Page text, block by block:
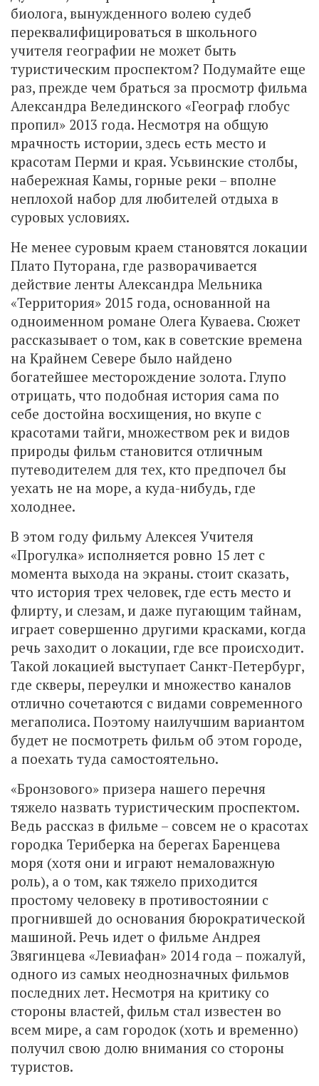
биолога, вынужденного волею судеб
переквалифицироваться в школьного
учителя географии не может быть
туристическим проспектом? Подумайте еще
раз, прежде чем браться за просмотр фильма
Александра Велединского «Географ глобус
пропил» 2013 года. Несмотря на общую
мрачность истории, здесь есть место и
красотам Перми и края. Усьвинские столбы,
набережная Камы, горные реки – вполне
неплохой набор для любителей отдыха в
суровых условиях.
Не менее суровым краем становятся локации
Плато Путорана, где разворачивается
действие ленты Александра Мельника
«Территория» 2015 года, основанной на
одноименном романе Олега Куваева. Сюжет
рассказывает о том, как в советские времена
на Крайнем Севере было найдено
богатейшее месторождение золота. Глупо
отрицать, что подобная история сама по
себе достойна восхищения, но вкупе с
красотами тайги, множеством рек и видов
природы фильм становится отличным
путеводителем для тех, кто предпочел бы
уехать не на море, а куда-нибудь, где
холоднее.
В этом году фильму Алексея Учителя
«Прогулка» исполняется ровно 15 лет с
момента выхода на экраны. стоит сказать,
что история трех человек, где есть место и
флирту, и слезам, и даже пугающим тайнам,
играет совершенно другими красками, когда
речь заходит о локации, где все происходит.
Такой локацией выступает Санкт-Петербург,
где скверы, переулки и множество каналов
отлично сочетаются с видами современного
мегаполиса. Поэтому наилучшим вариантом
будет не посмотреть фильм об этом городе,
а поехать туда самостоятельно.
«Бронзового» призера нашего перечня
тяжело назвать туристическим проспектом.
Ведь рассказ в фильме – совсем не о красотах
городка Териберка на берегах Баренцева
моря (хотя они и играют немаловажную
роль), а о том, как тяжело приходится
простому человеку в противостоянии с
прогнившей до основания бюрократической
машиной. Речь идет о фильме Андрея
Звягинцева «Левиафан» 2014 года – пожалуй,
одного из самых неоднозначных фильмов
последних лет. Несмотря на критику со
стороны властей, фильм стал известен во
всем мире, а сам городок (хоть и временно)
получил свою долю внимания со стороны
туристов.